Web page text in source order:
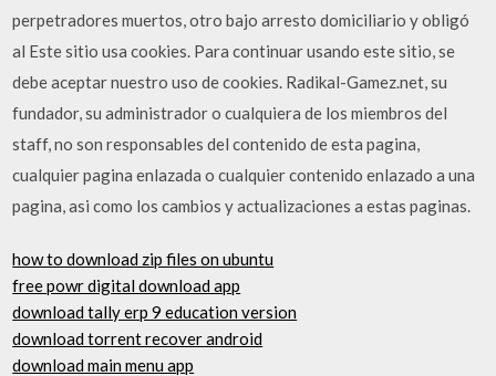
perpetradores muertos, otro bajo arresto domiciliario y obligó
al Este sitio usa cookies. Para continuar usando este sitio, se
debe aceptar nuestro uso de cookies. Radikal-Gamez.net, su
fundador, su administrador o cualquiera de los miembros del
staff, no son responsables del contenido de esta pagina,
cualquier pagina enlazada o cualquier contenido enlazado a una
pagina, asi como los cambios y actualizaciones a estas paginas.
how to download zip files on ubuntu
free powr digital download app
download tally erp 9 education version
download torrent recover android
download main menu app